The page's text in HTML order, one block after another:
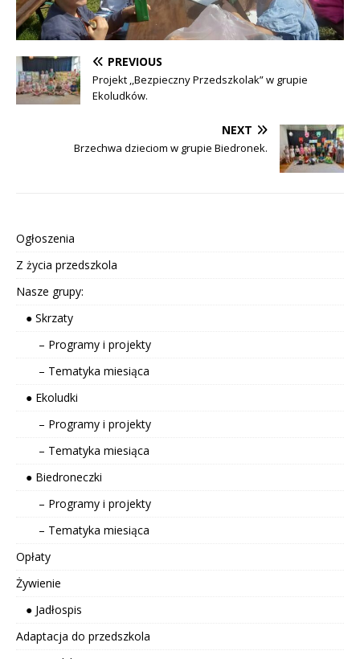
PREVIOUS
Projekt ,,Bezpieczny Przedszkolak” w grupie
Ekoludków.
NEXT
Brzechwa dzieciom w grupie Biedronek.
Ogłoszenia
Z życia przedszkola
Nasze grupy:
● Skrzaty
– Programy i projekty
– Tematyka miesiąca
● Ekoludki
– Programy i projekty
– Tematyka miesiąca
● Biedroneczki
– Programy i projekty
– Tematyka miesiąca
Opłaty
Żywienie
● Jadłospis
Adaptacja do przedszkola